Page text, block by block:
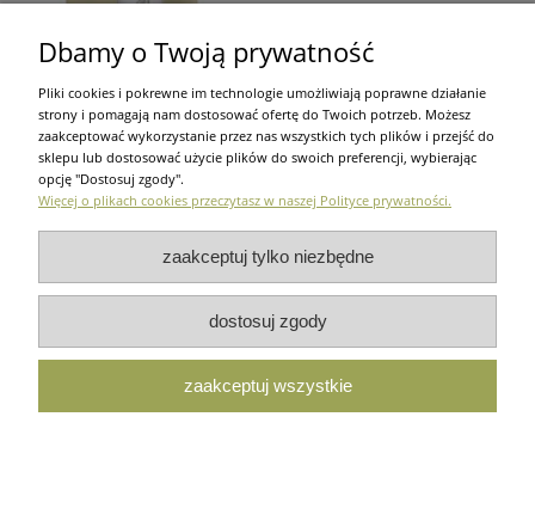
Karma dla psa Essential
Food I Estate Living I
jagnięcina | 10kg Puszka
800g Isegrim GRATIS
265,00 zł
do koszyka
Pomoc
Dbamy o Twoją prywatność
Pliki cookies i pokrewne im technologie umożliwiają poprawne działanie
strony i pomagają nam dostosować ofertę do Twoich potrzeb. Możesz
zaakceptować wykorzystanie przez nas wszystkich tych plików i przejść do
sklepu lub dostosować użycie plików do swoich preferencji, wybierając
opcję "Dostosuj zgody".
Więcej o plikach cookies przeczytasz w naszej Polityce prywatności.
zaakceptuj tylko niezbędne
dostosuj zgody
zaakceptuj wszystkie